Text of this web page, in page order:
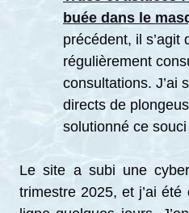
buée dans le
précédent, il s’agit
régulièrement
consultations. J’ai
directs de
solutionné ce
Le site a subi une
trimestre 2025, et j’ai